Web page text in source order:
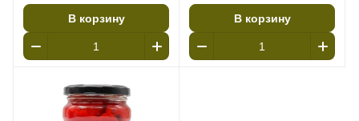
В корзину В корзину